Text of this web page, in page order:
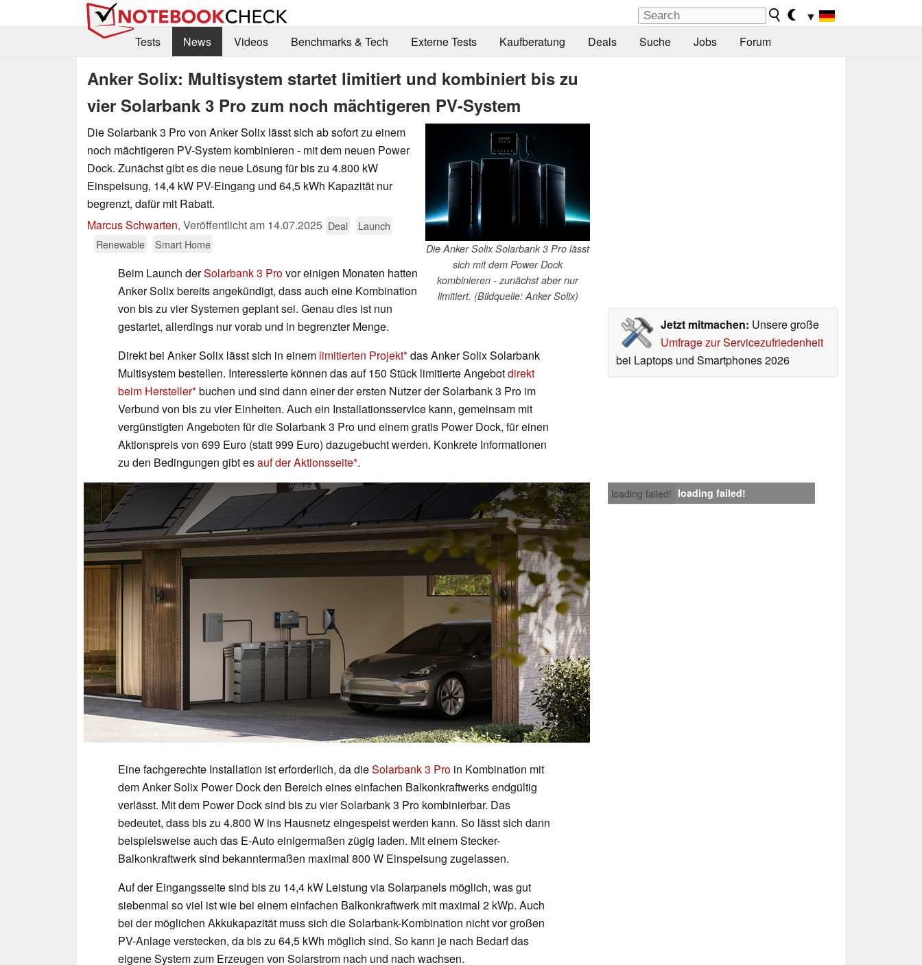
▼
Tests
News Videos Benchmarks & Tech Externe Tests Kaufberatung Deals Suche Jobs Forum
Anker Solix: Multisystem startet limitiert und kombiniert bis zu
vier Solarbank 3 Pro zum noch mächtigeren PV-System
Die Anker Solix Solarbank 3 Pro lässt
sich mit dem Power Dock
kombinieren - zunächst aber nur
limitiert. (Bildquelle: Anker Solix)
Die Solarbank 3 Pro von Anker Solix lässt sich ab sofort zu einem
noch mächtigeren PV-System kombinieren - mit dem neuen Power
Dock. Zunächst gibt es die neue Lösung für bis zu 4.800 kW
Einspeisung, 14,4 kW PV-Eingang und 64,5 kWh Kapazität nur
begrenzt, dafür mit Rabatt.
Marcus Schwarten, Veröffentlicht am 14.07.2025 Deal
Launch
Renewable
Smart Home
Jetzt mitmachen: Unsere große
Umfrage zur Servicezufriedenheit
bei Laptops und Smartphones 2026
Beim Launch derSolarbank 3 Provor einigen Monaten hatten
Anker Solix bereits angekündigt, dass auch eine Kombination
von bis zu vier Systemen geplant sei. Genau dies ist nun
gestartet, allerdings nur vorab und in begrenzter Menge.
Direkt bei Anker Solix lässt sich in einem limitierten Projekt das Anker Solix Solarbank
Multisystem bestellen. Interessierte können das auf 150 Stück limitierte Angebotdirekt
beim Hersteller buchen und sind dann einer der ersten Nutzer der Solarbank 3 Pro im
Verbund von bis zu vier Einheiten. Auch ein Installationsservice kann, gemeinsam mit
vergünstigten Angeboten für die Solarbank 3 Pro und einem gratis Power Dock, für einen
Aktionspreis von 699 Euro (statt 999 Euro) dazugebucht werden. Konkrete Informationen
zu den Bedingungen gibt esauf der Aktionsseite .
loading failed! loading failed!
Eine fachgerechte Installation ist erforderlich, da dieSolarbank 3 Pro in Kombination mit
dem Anker Solix Power Dock den Bereich eines einfachen Balkonkraftwerks endgültig
verlässt. Mit dem Power Dock sind bis zu vier Solarbank 3 Pro kombinierbar. Das
bedeutet, dass bis zu 4.800 W ins Hausnetz eingespeist werden kann. So lässt sich dann
beispielsweise auch das E-Auto einigermaßen zügig laden. Mit einem Stecker-
Balkonkraftwerk sind bekanntermaßen maximal 800 W Einspeisung zugelassen.
Auf der Eingangsseite sind bis zu 14,4 kW Leistung via Solarpanels möglich, was gut
siebenmal so viel ist wie bei einem einfachen Balkonkraftwerk mit maximal 2 kWp. Auch
bei der möglichen Akkukapazität muss sich die Solarbank-Kombination nicht vor großen
PV-Anlage verstecken, da bis zu 64,5 kWh möglich sind. So kann je nach Bedarf das
eigene System zum Erzeugen von Solarstrom nach und nach wachsen.